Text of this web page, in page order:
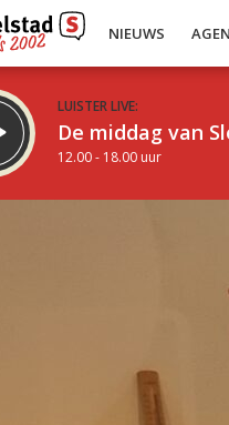
NIEUWS
LUISTER LIVE:
De middag van
12.00 - 18.00 uur